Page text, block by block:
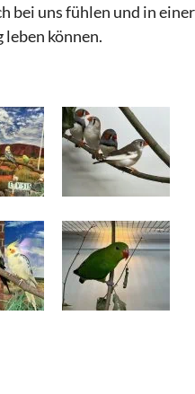
bei uns fühlen und in
leben können.